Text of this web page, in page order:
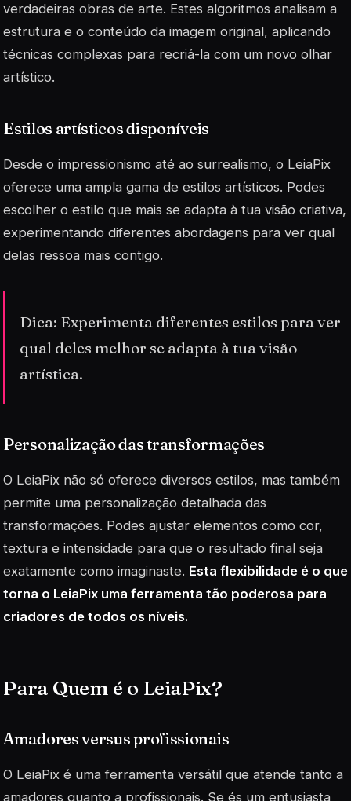
verdadeiras obras de arte. Estes algoritmos analisam a
estrutura e o conteúdo da imagem original, aplicando
técnicas complexas para recriá-la com um novo olhar
artístico.
Estilos artísticos disponíveis
Desde o impressionismo até ao surrealismo, o LeiaPix
oferece uma ampla gama de estilos artísticos. Podes
escolher o estilo que mais se adapta à tua visão criativa,
experimentando diferentes abordagens para ver qual
delas ressoa mais contigo.
Dica: Experimenta diferentes estilos para ver
qual deles melhor se adapta à tua visão
artística.
Personalização das transformações
O LeiaPix não só oferece diversos estilos, mas também
permite uma personalização detalhada das
transformações. Podes ajustar elementos como cor,
textura e intensidade para que o resultado final seja
exatamente como imaginaste. Esta flexibilidade é o que
torna o LeiaPix uma ferramenta tão poderosa para
criadores de todos os níveis.
Para Quem é o LeiaPix?
Amadores versus profissionais
O LeiaPix é uma ferramenta versátil que atende tanto a
amadores quanto a profissionais. Se és um entusiasta